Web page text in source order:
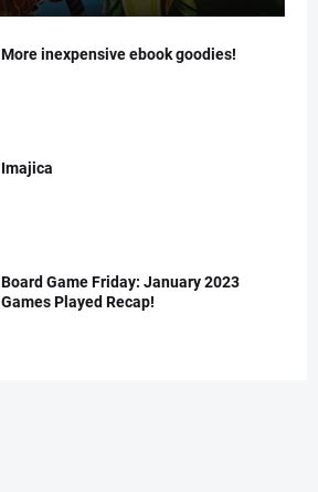
More inexpensive ebook goodies!
Imajica
Board Game Friday: January 2023
Games Played Recap!